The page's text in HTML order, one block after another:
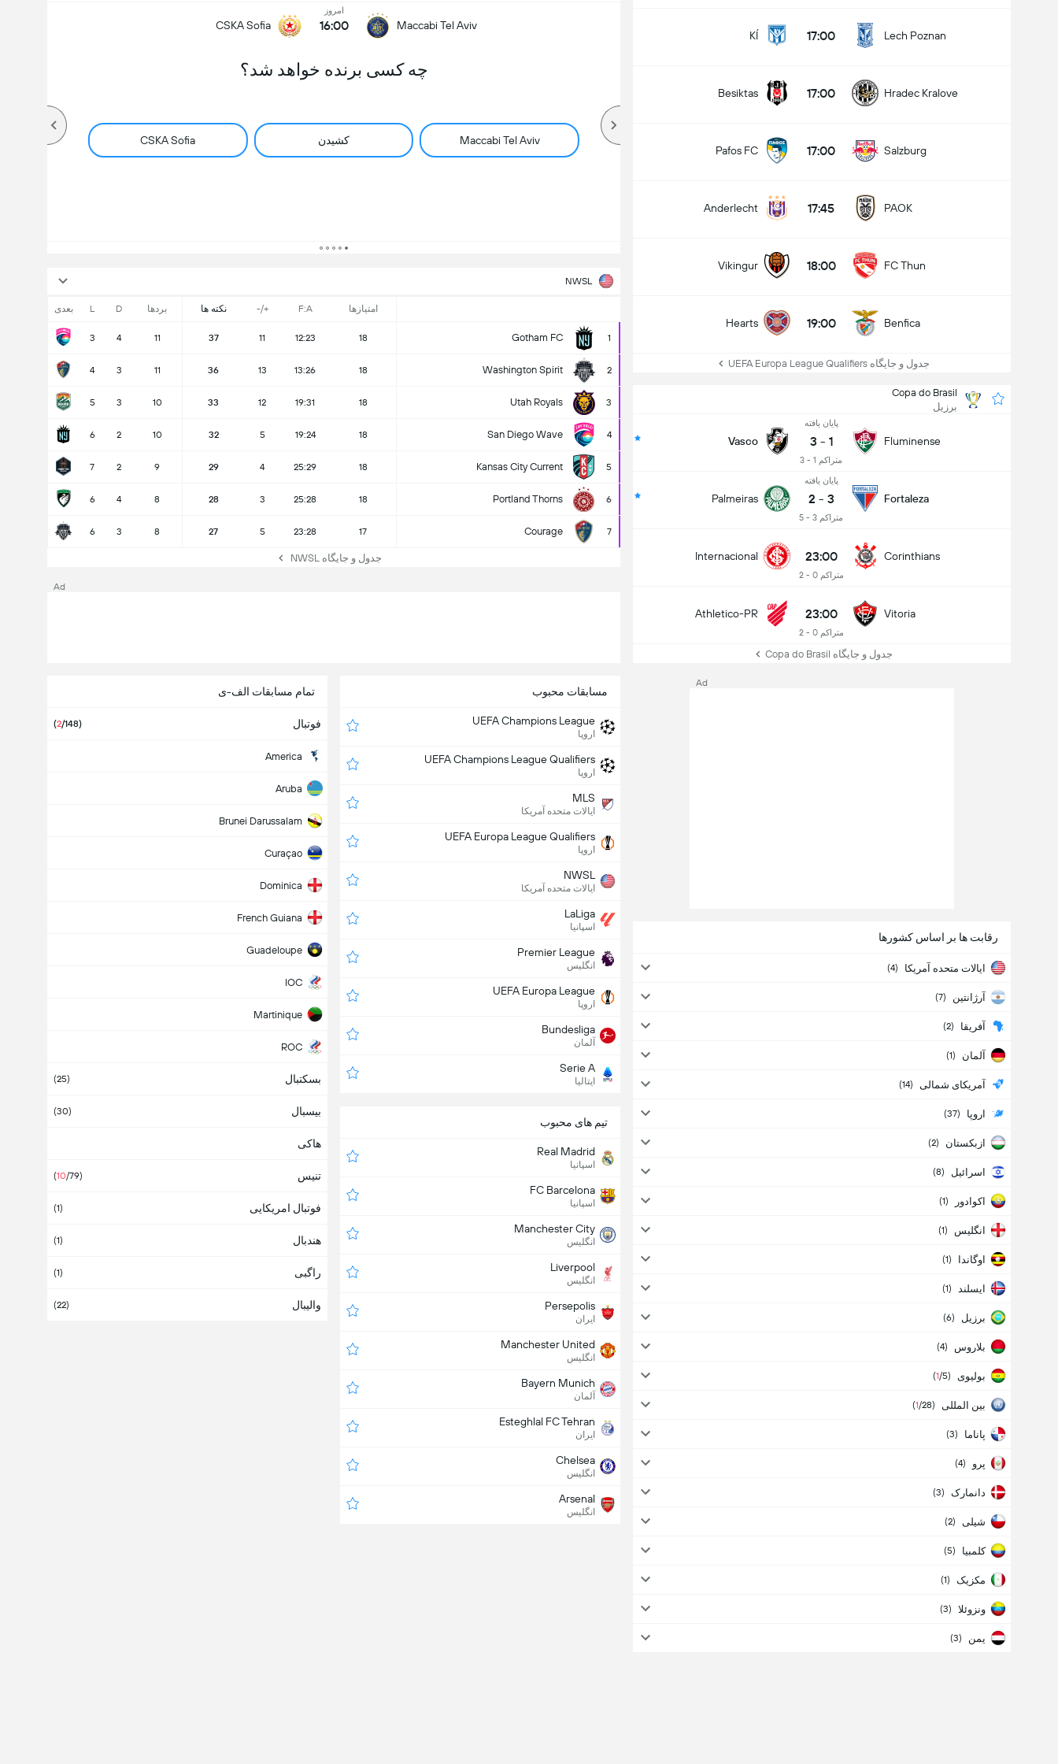
Lech Poznan
17:00
KÍ
Hradec Kralove
17:00
Besiktas
Salzburg
17:00
Pafos FC
PAOK
17:45
Anderlecht
FC Thun
18:00
Vikingur
Benfica
19:00
Hearts
جدول و جایگاه UEFA Europa League Qualifiers
Copa do Brasil
برزیل
Fluminense
پایان یافته
1
-
3
متراکم 1 - 3
Vasco
Fortaleza
پایان یافته
3
-
2
متراکم 3 - 5
Palmeiras
Corinthians
23:00
متراکم 0 - 2
Internacional
Vitoria
23:00
متراکم 0 - 2
Athletico-PR
جدول و جایگاه Copa do Brasil
Ad
رقابت ها بر اساس کشورها
ایالات متحده آمریکا (4)
آرژانتین (7)
آفریقا (2)
آلمان (1)
آمریکای شمالی (14)
اروپا (37)
ازبکستان (2)
اسرائیل (8)
اکوادور (1)
انگلیس (1)
اوگاندا (1)
ایسلند (1)
برزیل (6)
بلاروس (4)
بولیوی (1/5)
بین المللی (1/28)
پاناما (3)
پرو (4)
دانمارک (3)
شیلی (2)
کلمبیا (5)
مکزیک (1)
ونزوئلا (3)
یمن (3)
Maccabi Tel Aviv
امروز
16:00
CSKA Sofia
چه کسی برنده خواهد شد؟
Maccabi Tel Aviv کشیدن CSKA Sofia
NWSL
امتیازها F:A
+/- نکته ها بردها D
L بعدی
1
Gotham FC
18
12:23
11
37
11
4
3
2
Washington Spirit
18
13:26
13
36
11
3
4
3
Utah Royals
18
19:31
12
33
10
3
5
4
San Diego Wave
18
19:24
5
32
10
2
6
5
Kansas City Current
18
25:29
4
29
9
2
7
6
Portland Thorns
18
25:28
3
28
8
4
6
7
Courage
17
23:28
5
27
8
3
6
جدول و جایگاه NWSL
Ad
مسابقات محبوب
UEFA Champions League
اروپا
UEFA Champions League Qualifiers
اروپا
MLS
ایالات متحده آمریکا
UEFA Europa League Qualifiers
اروپا
NWSL
ایالات متحده آمریکا
LaLiga
اسپانیا
Premier League
انگلیس
UEFA Europa League
اروپا
Bundesliga
آلمان
Serie A
ایتالیا
تمام مسابقات الف-ی
فوتبال (2/148)
America
Aruba
Brunei Darussalam
Curaçao
Dominica
French Guiana
Guadeloupe
IOC
Martinique
ROC
Stay Homeبسکتبال (25)
بیسبال (30)
هاکی
تنیس (10/79)
فوتبال امریکایی (1)
هندبال (1)
راگبی (1)
والیبال (22)
تیم های محبوب
Real Madrid
اسپانیا
FC Barcelona
اسپانیا
Manchester City
انگلیس
Liverpool
انگلیس
Persepolis
ایران
Manchester United
انگلیس
Bayern Munich
آلمان
Esteghlal FC Tehran
ایران
Chelsea
انگلیس
Arsenal
انگلیس